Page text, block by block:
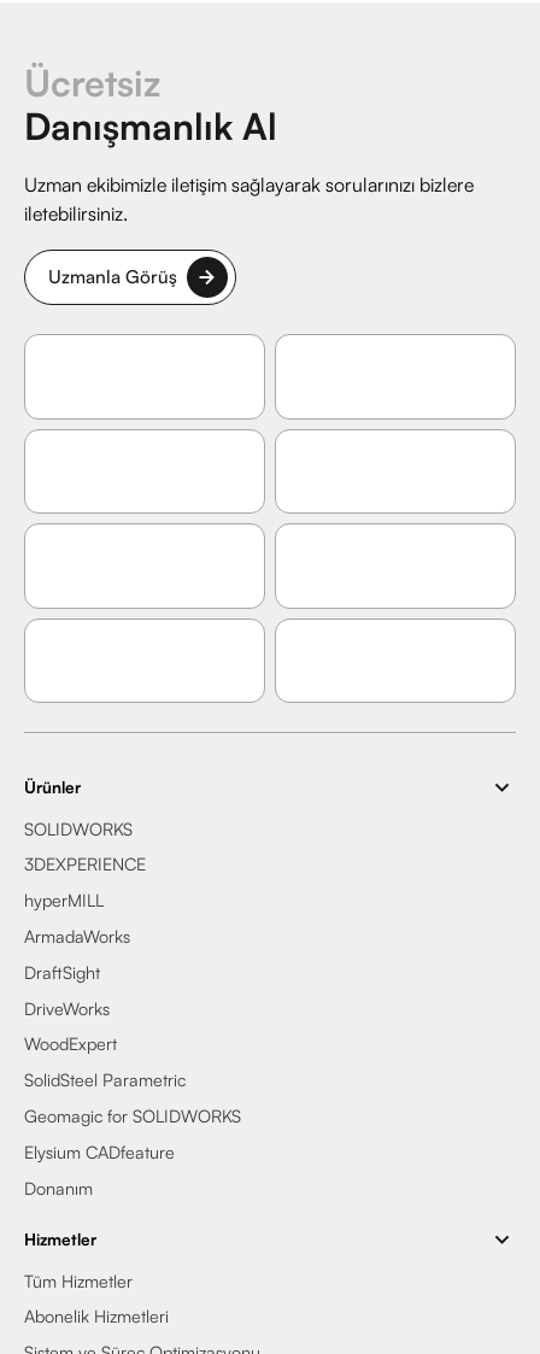
Ücretsiz
Danışmanlık Al
Uzman ekibimizle iletişim sağlayarak sorularınızı bizlere
iletebilirsiniz.
Uzmanla Görüş
Ürünler
SOLIDWORKS
3DEXPERIENCE
hyperMILL
ArmadaWorks
DraftSight
DriveWorks
WoodExpert
SolidSteel Parametric
Geomagic for SOLIDWORKS
Elysium CADfeature
Donanım
Hizmetler
Tüm Hizmetler
Abonelik Hizmetleri